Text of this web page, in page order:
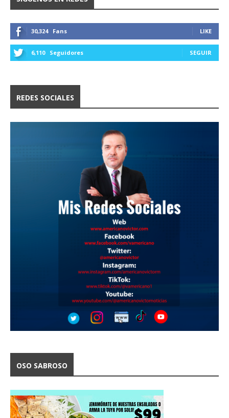
30,324 Fans LIKE
6,110 Seguidores SEGUIR
REDES SOCIALES
OSO SABROSO